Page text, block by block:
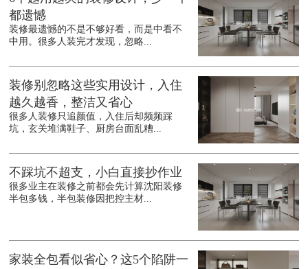
都遗憾
装修最遗憾的不是不够好看，而是中看不
中用。很多人装完才发现，忽略...
装修别忽略这些实用设计，入住
越久越香，整洁又省心
很多人装修只追颜值，入住后却频频踩
坑，玄关堆满鞋子、厨房台面乱糟...
不踩坑不超支，小白直接抄作业
很多业主在装修之前都会先计算沈阳装修
半包多钱，半包装修因把控主材...
家装全包看似省心？这5个陷阱一